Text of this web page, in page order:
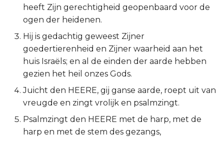
1 Korinthe
2 Korinthe
Galaten
Filipenzen
heeft Zijn gerechtigheid geopenbaard voor de
ogen der heidenen.
Hij is gedachtig geweest Zijner
goedertierenheid en Zijner waarheid aan het
huis Israëls; en al de einden der aarde hebben
gezien het heil onzes Gods.
Juicht den HEERE, gij ganse aarde, roept uit van
vreugde en zingt vrolijk en psalmzingt.
Psalmzingt den HEERE met de harp, met de
harp en met de stem des gezangs,